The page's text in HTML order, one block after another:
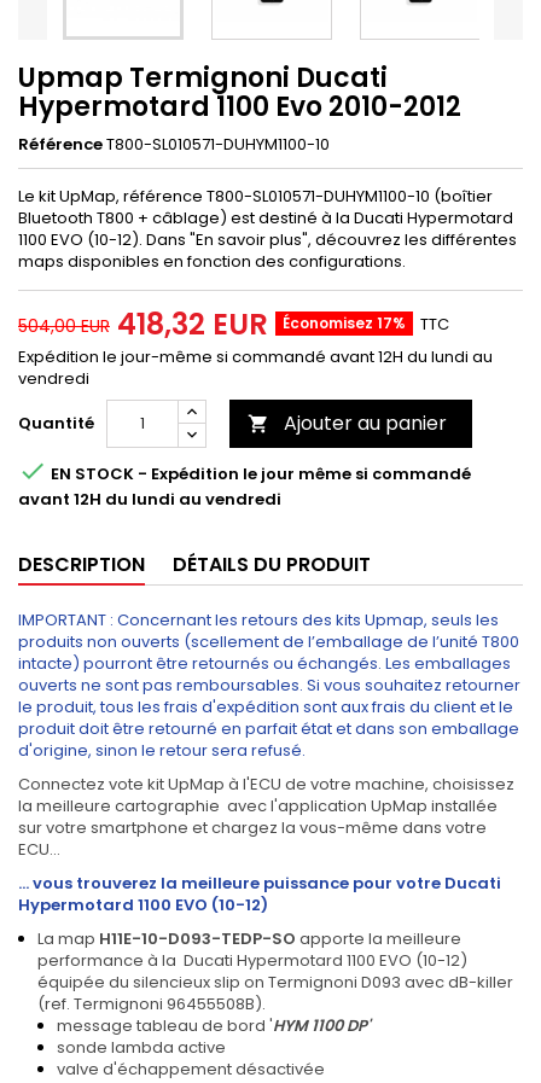
Upmap Termignoni Ducati
Hypermotard 1100 Evo 2010-2012
RéférenceT800-SL010571-DUHYM1100-10
Le kit UpMap, référence T800-SL010571-DUHYM1100-10 (boîtier
Bluetooth T800 + câblage) est destiné à la Ducati Hypermotard
1100 EVO (10-12). Dans "En savoir plus", découvrez les différentes
maps disponibles en fonction des configurations.
504,00 EUR 418,32 EUR Économisez 17%
TTC
Expédition le jour-même si commandé avant 12H du lundi au
vendredi
Quantité
 Ajouter au panier
 EN STOCK - Expédition le jour même si commandé
avant 12H du lundi au vendredi
DESCRIPTION DÉTAILS DU PRODUIT
IMPORTANT : Concernant les retours des kits Upmap, seuls les
produits non ouverts (scellement de l’emballage de l’unité T800
intacte) pourront être retournés ou échangés. Les emballages
ouverts ne sont pas remboursables. Si vous souhaitez retourner
le produit, tous les frais d'expédition sont aux frais du client et le
produit doit être retourné en parfait état et dans son emballage
d'origine, sinon le retour sera refusé.
Connectez vote kit UpMap à l'ECU de votre machine, choisissez
la meilleure cartographie avec l'application UpMap installée
sur votre smartphone et chargez la vous-même dans votre
ECU...
... vous trouverez la meilleure puissance pour votre Ducati
Hypermotard 1100 EVO (10-12)
La map H11E-10-D093-TEDP-SO apporte la meilleure
performance à la Ducati Hypermotard 1100 EVO (10-12)
équipée du silencieux slip on Termignoni D093 avec dB-killer
(ref. Termignoni 96455508B).
message tableau de bord 'HYM 1100 DP'
sonde lambda active
valve d'échappement désactivée